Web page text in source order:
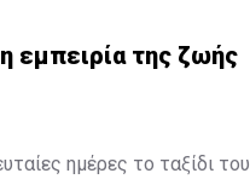
εμπειρία της ζωής
ημέρες το ταξίδι του